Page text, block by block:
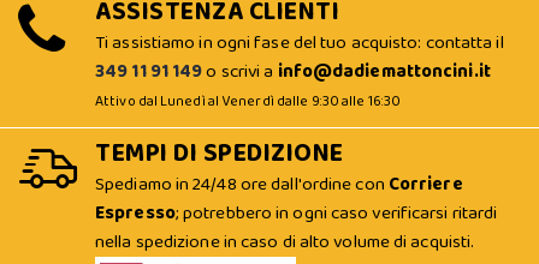
ASSISTENZA CLIENTI
Ti assistiamo in ogni fase del tuo acquisto: contatta il
349 11 91 149o scrivi a info@dadiemattoncini.it
Attivo dal Lunedì al Venerdì dalle 9:30 alle 16:30
TEMPI DI SPEDIZIONE
Spediamo in 24/48 ore dall'ordine con Corriere
Espresso; potrebbero in ogni caso verificarsi ritardi
nella spedizione in caso di alto volume di acquisti.